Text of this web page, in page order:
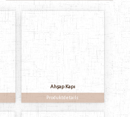
Ahşap Kapı
Produktdetails